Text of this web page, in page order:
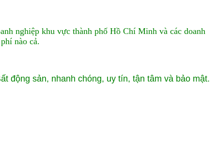
nghiệp khu vực thành phố Hồ Chí Minh và các doanh
nào cả.
động sản, nhanh chóng, uy tín, tận tâm và bảo mật.